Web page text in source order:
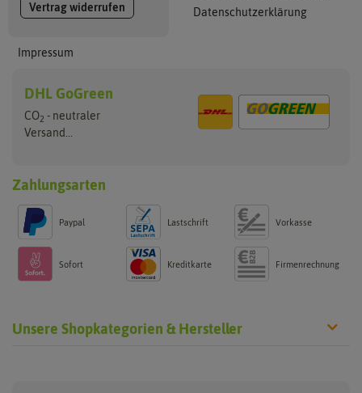
Vertrag widerrufen
Impressum
Datenschutzerklärung
DHL GoGreen
CO2 - neutraler
Versand...
Zahlungsarten
Paypal Lastschrift Vorkasse
Sofort Kreditkarte Firmenrechnung
Unsere Shopkategorien & Hersteller